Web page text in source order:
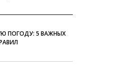
ПОГОДУ: 5 ВАЖНЫХ